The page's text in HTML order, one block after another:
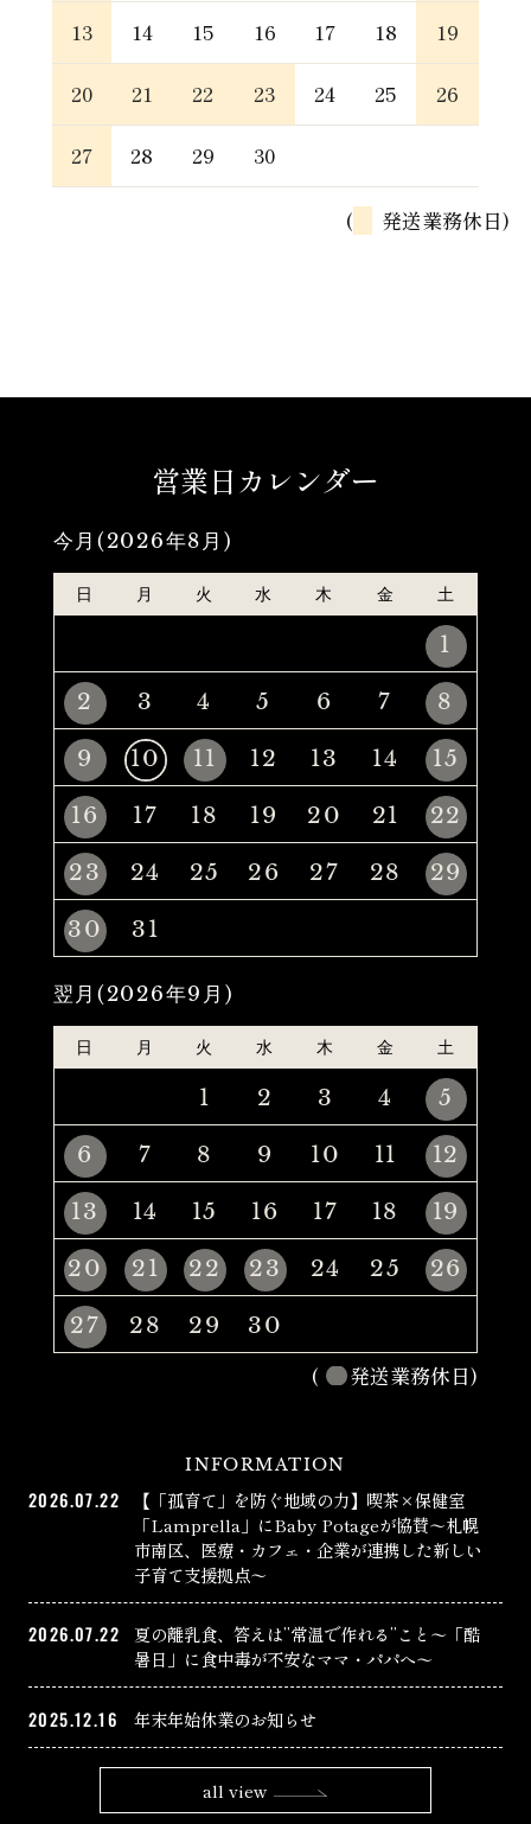
13 14 15 16 17 18 19
20 21 22 23 24 25 26
27 28 29 30
( 発送業務休日)
営業日カレンダー
今月(2026年8月)
日 月 火 水 木 金 土
1
2
3 4 5 6 7
8
9
10 11 12 13 14
15
16
17 18 19 20 21
22
23
24 25 26 27 28
29
30
31
翌月(2026年9月)
日 月 火 水 木 金 土
1 2 3 4
5
6
7 8 9 10 11
12
13
14 15 16 17 18
19
20
21 22 23 24 25
26
27
28 29
30
(
発送業務休日)
INFORMATION
2026.07.22
【「孤育て」を防ぐ地域の力】喫茶×保健室
「Lamprella」にBaby Potageが協賛〜札幌
市南区、医療・カフェ・企業が連携した新しい
子育て支援拠点〜
2026.07.22
夏の離乳食、答えは”常温で作れる”こと〜「酷
暑日」に食中毒が不安なママ・パパへ〜
2025.12.16 年末年始休業のお知らせ
all view